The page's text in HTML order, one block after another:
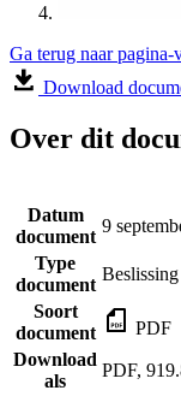
Ga terug naar
Download
Over dit
Datum
document
9
Type
document
Soort
document
PDF
Download
als
PDF,